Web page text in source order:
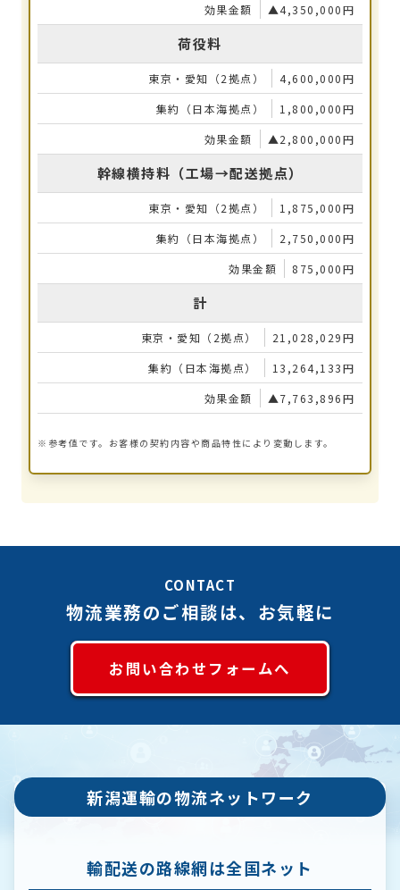
▲4,350,000円
荷役料
4,600,000円
1,800,000円
▲2,800,000円
幹線横持料（工場→配送拠点）
1,875,000円
2,750,000円
875,000円
計
21,028,029円
13,264,133円
▲7,763,896円
※参考値です。お客様の契約内容や商品特性により変動します。
CONTACT
物流業務のご相談は、お気軽に
お問い合わせフォームへ
新潟運輸の物流ネットワーク
輸配送の路線網は全国ネット